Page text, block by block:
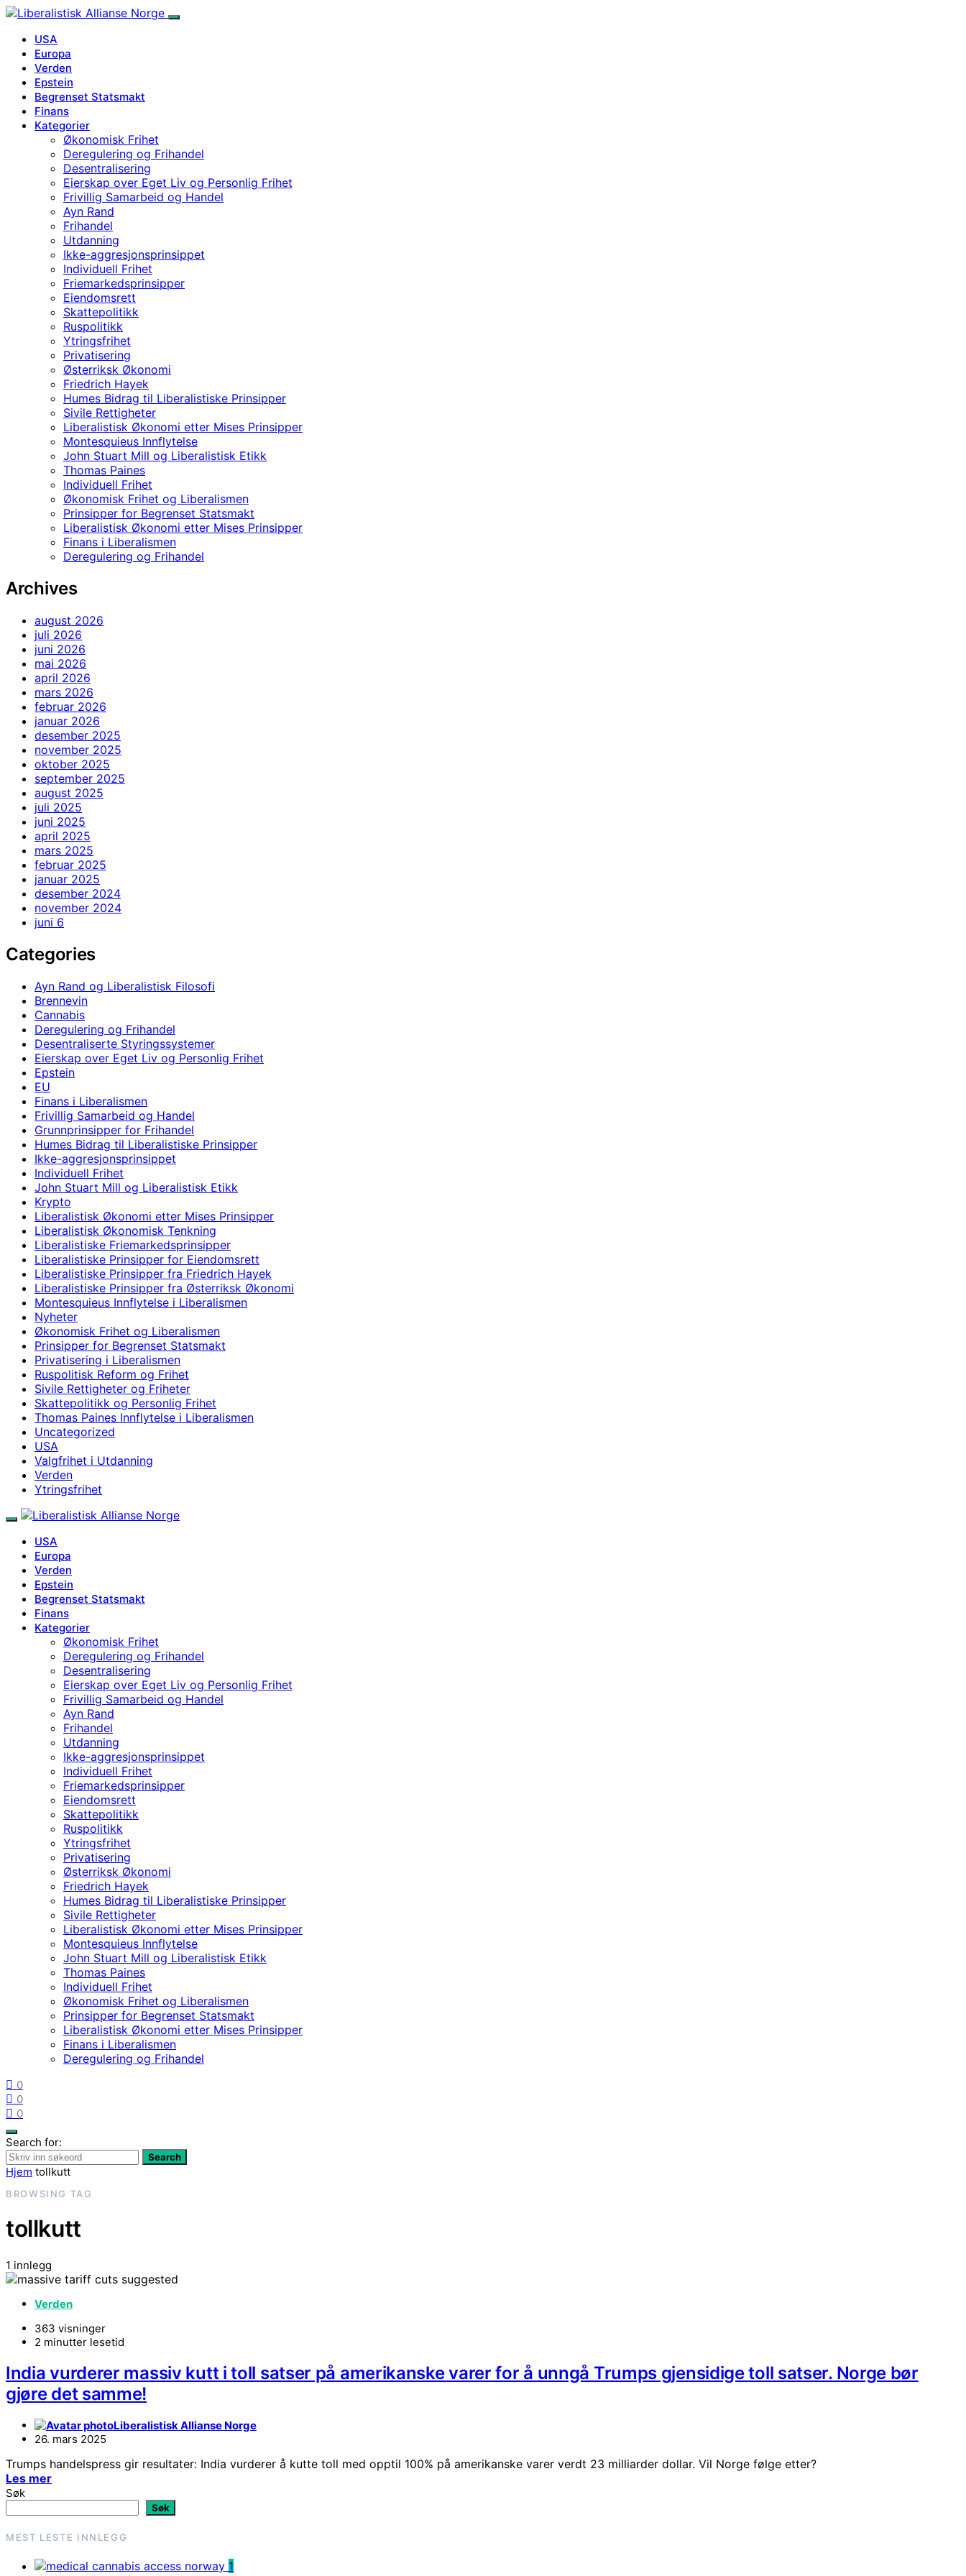
USA
Europa
Verden
Epstein
Begrenset Statsmakt
Finans
Kategorier
Økonomisk Frihet
Deregulering og Frihandel
Desentralisering
Eierskap over Eget Liv og Personlig Frihet
Frivillig Samarbeid og Handel
Ayn Rand
Frihandel
Utdanning
Ikke-aggresjonsprinsippet
Individuell Frihet
Friemarkedsprinsipper
Eiendomsrett
Skattepolitikk
Ruspolitikk
Ytringsfrihet
Privatisering
Østerriksk Økonomi
Friedrich Hayek
Humes Bidrag til Liberalistiske Prinsipper
Sivile Rettigheter
Liberalistisk Økonomi etter Mises Prinsipper
Montesquieus Innflytelse
John Stuart Mill og Liberalistisk Etikk
Thomas Paines
Individuell Frihet
Økonomisk Frihet og Liberalismen
Prinsipper for Begrenset Statsmakt
Liberalistisk Økonomi etter Mises Prinsipper
Finans i Liberalismen
Deregulering og Frihandel
Archives
august 2026
juli 2026
juni 2026
mai 2026
april 2026
mars 2026
februar 2026
januar 2026
desember 2025
november 2025
oktober 2025
september 2025
august 2025
juli 2025
juni 2025
april 2025
mars 2025
februar 2025
januar 2025
desember 2024
november 2024
juni 6
Categories
Ayn Rand og Liberalistisk Filosofi
Brennevin
Cannabis
Deregulering og Frihandel
Desentraliserte Styringssystemer
Eierskap over Eget Liv og Personlig Frihet
Epstein
EU
Finans i Liberalismen
Frivillig Samarbeid og Handel
Grunnprinsipper for Frihandel
Humes Bidrag til Liberalistiske Prinsipper
Ikke-aggresjonsprinsippet
Individuell Frihet
John Stuart Mill og Liberalistisk Etikk
Krypto
Liberalistisk Økonomi etter Mises Prinsipper
Liberalistisk Økonomisk Tenkning
Liberalistiske Friemarkedsprinsipper
Liberalistiske Prinsipper for Eiendomsrett
Liberalistiske Prinsipper fra Friedrich Hayek
Liberalistiske Prinsipper fra Østerriksk Økonomi
Montesquieus Innflytelse i Liberalismen
Nyheter
Økonomisk Frihet og Liberalismen
Prinsipper for Begrenset Statsmakt
Privatisering i Liberalismen
Ruspolitisk Reform og Frihet
Sivile Rettigheter og Friheter
Skattepolitikk og Personlig Frihet
Thomas Paines Innflytelse i Liberalismen
Uncategorized
USA
Valgfrihet i Utdanning
Verden
Ytringsfrihet
USA
Europa
Verden
Epstein
Begrenset Statsmakt
Finans
Kategorier
Økonomisk Frihet
Deregulering og Frihandel
Desentralisering
Eierskap over Eget Liv og Personlig Frihet
Frivillig Samarbeid og Handel
Ayn Rand
Frihandel
Utdanning
Ikke-aggresjonsprinsippet
Individuell Frihet
Friemarkedsprinsipper
Eiendomsrett
Skattepolitikk
Ruspolitikk
Ytringsfrihet
Privatisering
Østerriksk Økonomi
Friedrich Hayek
Humes Bidrag til Liberalistiske Prinsipper
Sivile Rettigheter
Liberalistisk Økonomi etter Mises Prinsipper
Montesquieus Innflytelse
John Stuart Mill og Liberalistisk Etikk
Thomas Paines
Individuell Frihet
Økonomisk Frihet og Liberalismen
Prinsipper for Begrenset Statsmakt
Liberalistisk Økonomi etter Mises Prinsipper
Finans i Liberalismen
Deregulering og Frihandel
0
0
0
Search for:
Search
Hjem tollkutt
BROWSING TAG
tollkutt
1 innlegg
Verden
363 visninger
2 minutter lesetid
India vurderer massiv kutt i toll satser på amerikanske varer for å unngå Trumps gjensidige toll satser. Norge bør
gjøre det samme!
Liberalistisk Allianse Norge
26. mars 2025
Trumps handelspress gir resultater: India vurderer å kutte toll med opptil 100% på amerikanske varer verdt 23 milliarder dollar. Vil Norge følge etter?
Les mer
Søk
Søk
MEST LESTE INNLEGG
1